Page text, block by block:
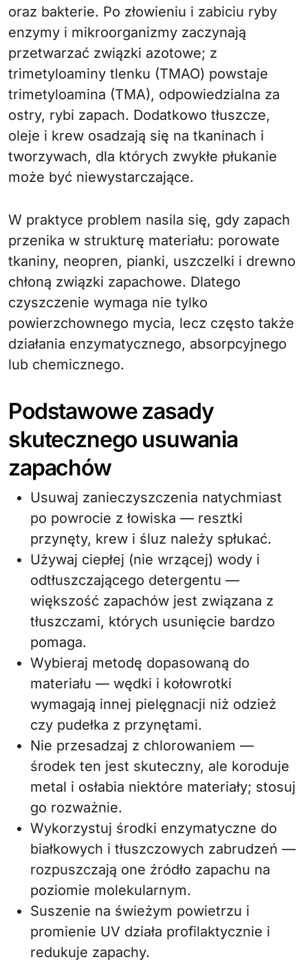
oraz bakterie. Po złowieniu i zabiciu ryby
enzymy i mikroorganizmy zaczynają
przetwarzać związki azotowe; z
trimetyloaminy tlenku (TMAO) powstaje
trimetyloamina (TMA), odpowiedzialna za
ostry, rybi zapach. Dodatkowo tłuszcze,
oleje i krew osadzają się na tkaninach i
tworzywach, dla których zwykłe płukanie
może być niewystarczające.
W praktyce problem nasila się, gdy zapach
przenika w strukturę materiału: porowate
tkaniny, neopren, pianki, uszczelki i drewno
chłoną związki zapachowe. Dlatego
czyszczenie wymaga nie tylko
powierzchownego mycia, lecz często także
działania enzymatycznego, absorpcyjnego
lub chemicznego.
Podstawowe zasady
skutecznego usuwania
zapachów
Usuwaj zanieczyszczenia natychmiast
po powrocie z łowiska — resztki
przynęty, krew i śluz należy spłukać.
Używaj ciepłej (nie wrzącej) wody i
odtłuszczającego detergentu —
większość zapachów jest związana z
tłuszczami, których usunięcie bardzo
pomaga.
Wybieraj metodę dopasowaną do
materiału — wędki i kołowrotki
wymagają innej pielęgnacji niż odzież
czy pudełka z przynętami.
Nie przesadzaj z chlorowaniem —
środek ten jest skuteczny, ale koroduje
metal i osłabia niektóre materiały; stosuj
go rozważnie.
Wykorzystuj środki enzymatyczne do
białkowych i tłuszczowych zabrudzeń —
rozpuszczają one źródło zapachu na
poziomie molekularnym.
Suszenie na świeżym powietrzu i
promienie UV działa profilaktycznie i
redukuje zapachy.